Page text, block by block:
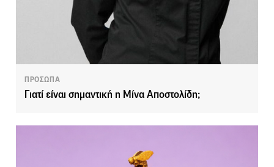
ΠΡΟΣΩΠΑ
Γιατί είναι σημαντική η Μίνα Αποστολίδη;